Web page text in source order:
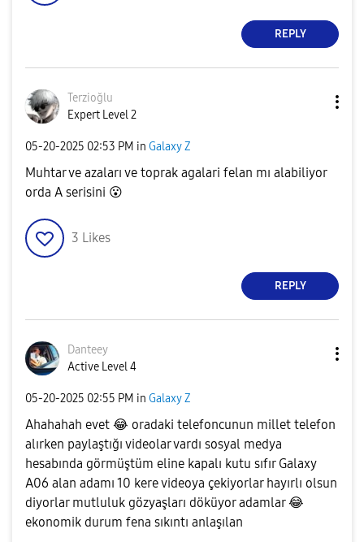
REPLY
Terzioğlu
Expert Level 2
‎05-20-2025 02:53 PM in Galaxy Z
Muhtar ve azaları ve toprak agalari felan mı alabiliyor
orda A serisini 😮
3 Likes
REPLY
Danteey
Active Level 4
‎05-20-2025 02:55 PM in Galaxy Z
Ahahahah evet 😂 oradaki telefoncunun millet telefon
alırken paylaştığı videolar vardı sosyal medya
hesabında görmüştüm eline kapalı kutu sıfır Galaxy
A06 alan adamı 10 kere videoya çekiyorlar hayırlı olsun
diyorlar mutluluk gözyaşları döküyor adamlar😂
ekonomik durum fena sıkıntı anlaşılan